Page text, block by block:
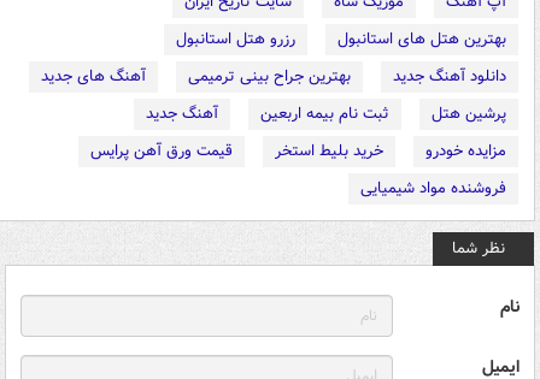
بهترین هتل های استانبول
رزرو هتل استانبول
دانلود آهنگ جدید
بهترین جراح بینی ترمیمی
آهنگ های جدید
پرشین هتل
ثبت نام بیمه اربعین
آهنگ جدید
مزایده خودرو
خرید بلیط استخر
قیمت ورق آهن پرایس
فروشنده مواد شیمیایی
نظر شما
نام
ایمیل